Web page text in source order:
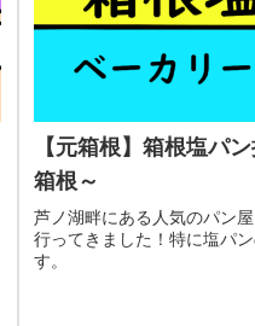
【元箱根】箱根塩パ
箱根～
芦ノ湖畔にある人気のパン
行ってきました！特に塩パ
す。